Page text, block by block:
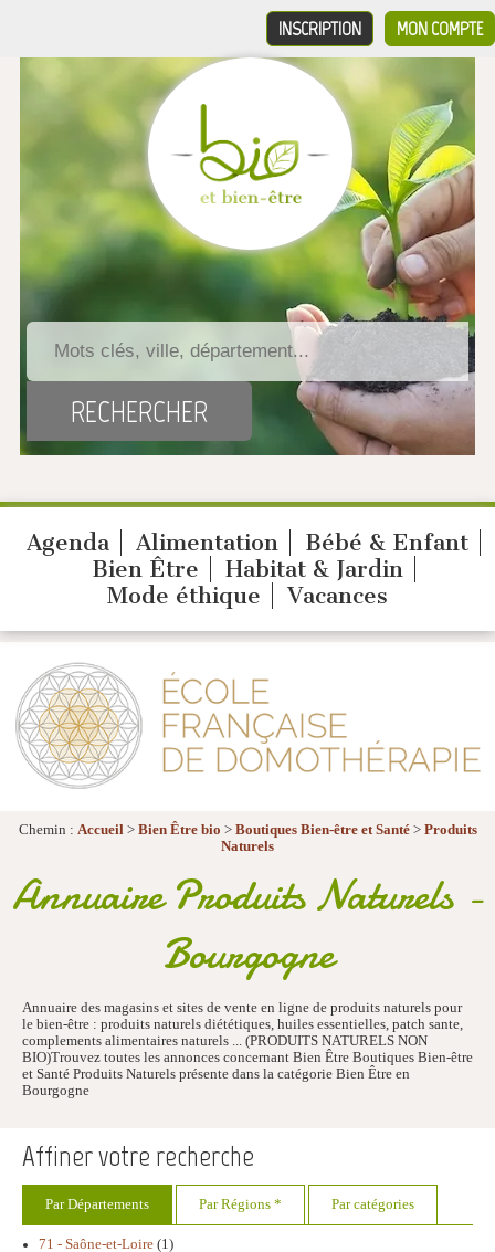
MON COMPTE
INSCRIPTION
Agenda Alimentation
Bébé & Enfant
Bien Être
Habitat & Jardin
Mode éthique
Vacances
Chemin : Accueil> Bien Être bio > Boutiques Bien-être et Santé> Produits
Naturels
Annuaire Produits Naturels -
Bourgogne
Annuaire des magasins et sites de vente en ligne de produits naturels pour
le bien-être : produits naturels diététiques, huiles essentielles, patch sante,
complements alimentaires naturels ... (PRODUITS NATURELS NON
BIO)Trouvez toutes les annonces concernant Bien Être Boutiques Bien-être
et Santé Produits Naturels présente dans la catégorie Bien Être en
Bourgogne
Affiner votre recherche
Par Départements Par Régions * Par catégories
71 - Saône-et-Loire (1)